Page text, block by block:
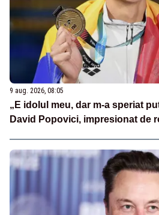
9 aug. 2026, 08:05
„E idolul meu, dar m-a speriat
David Popovici, impresionat de